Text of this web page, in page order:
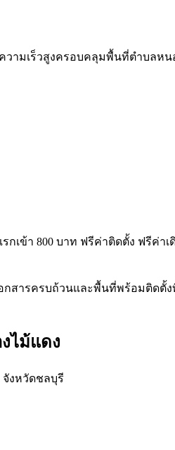
วามเร็วสูงครอบคลุมพื้นที่ตำบลห
รกเข้า 800 บาท ฟรีค่าติดตั้ง ฟรี
อกสารครบถ้วนและพื้นที่พร้อมติด
ไม้แดง
จังหวัดชลบุรี